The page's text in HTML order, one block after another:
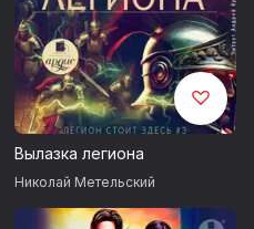
Вылазка легиона
Николай Метельский